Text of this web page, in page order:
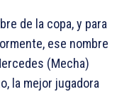
de la copa, y para
ese nombre
(Mecha)
la mejor jugadora